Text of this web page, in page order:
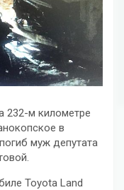
232-м километре
в
муж депутата
Toyota Land